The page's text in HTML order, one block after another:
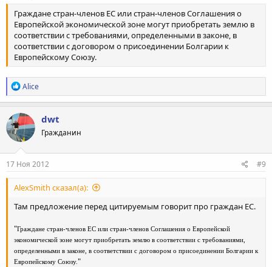
Граждане стран-членов ЕС или стран-членов Соглашения о
Европейской экономической зоне могут приобретать землю в
соответствии с требованиями, определенными в законе, в
соответствии с договором о присоединении Болгарии к
Европейскому Союзу.
Р
е
а
к
ц
и
и
:
Alice
dwt
Гражданин
17 Ноя 2012 #9
AlexSmith сказал(а):
Там предложение перед цитируемым говорит про граждан ЕС.
"Граждане стран-членов ЕС или стран-членов Соглашения о Европейской
экономической зоне могут приобретать землю в соответствии с требованиями,
определенными в законе, в соответствии с договором о присоединении Болгарии к
Европейскому Союзу."